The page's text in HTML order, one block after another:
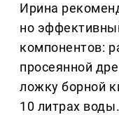
Ирина
но
компонентов:
просеянной
ложку борной
10 литрах